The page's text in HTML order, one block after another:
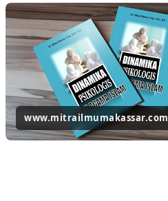
www.mitrailmumakassar.com